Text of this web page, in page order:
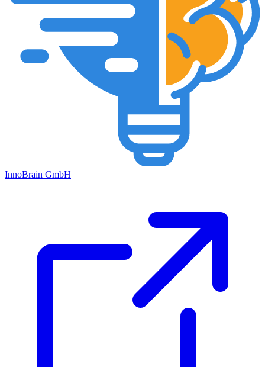
InnoBrain GmbH